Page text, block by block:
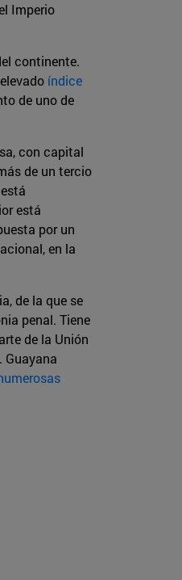
Imperio
continente.
índice
de uno de
con capital
de un tercio
está
por un
en la
de la que se
penal. Tiene
de la Unión
Guayana